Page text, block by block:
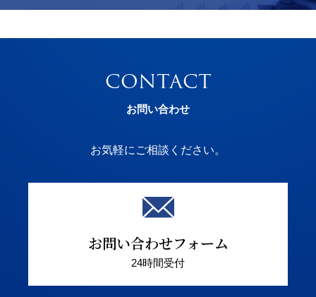
CONTACT
お問い合わせ
お気軽にご相談ください。
お問い合わせフォーム
24時間受付